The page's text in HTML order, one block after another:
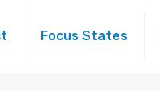
Focus States